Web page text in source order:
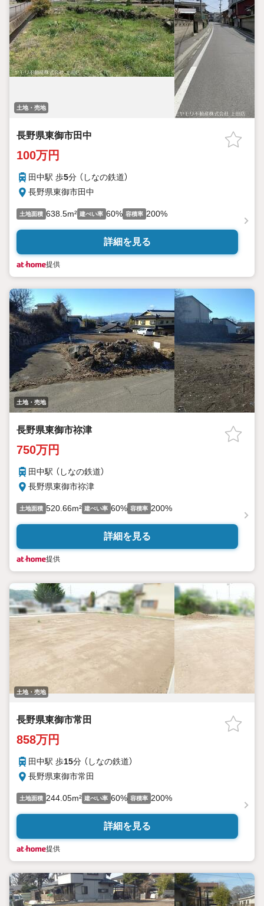
土地・売地
長野県東御市田中
100万円
田中駅 歩5分 （しなの鉄道）
長野県東御市田中
土地面積 638.5m² 建ぺい率 60% 容積率 200%
詳細を見る
提供
土地・売地
長野県東御市祢津
750万円
田中駅 （しなの鉄道）
長野県東御市祢津
土地面積 520.66m² 建ぺい率 60% 容積率 200%
詳細を見る
提供
土地・売地
長野県東御市常田
858万円
田中駅 歩15分 （しなの鉄道）
長野県東御市常田
土地面積 244.05m² 建ぺい率 60% 容積率 200%
詳細を見る
提供